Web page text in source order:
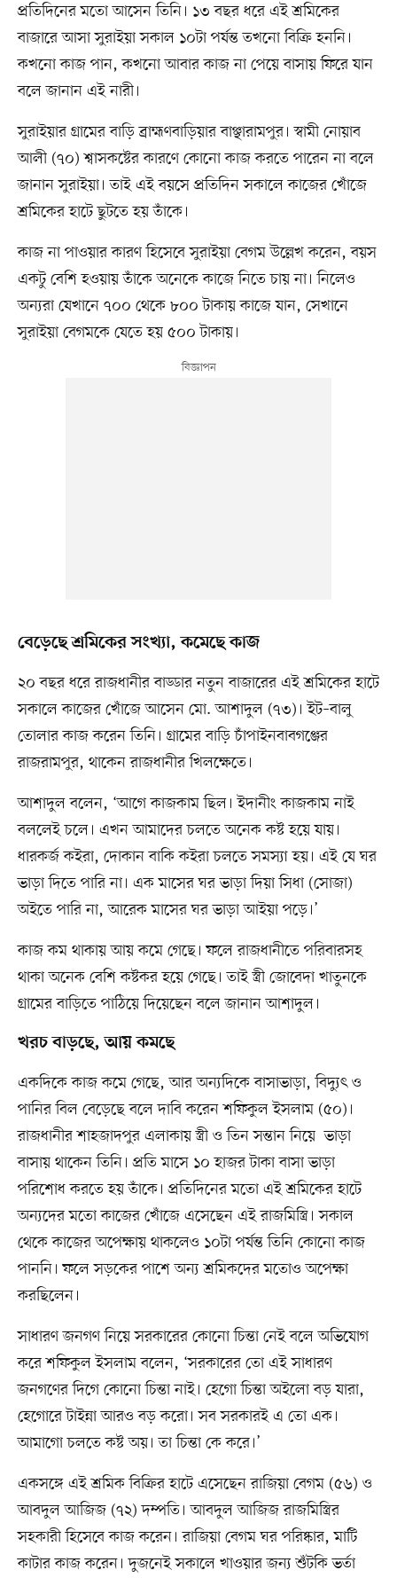
প্রতিদিনের মতো আসেন তিনি। ১৩ বছর ধরে এই শ্রমিকের
বাজারে আসা সুরাইয়া সকাল ১০টা পর্যন্ত তখনো বিক্রি হননি।
কখনো কাজ পান, কখনো আবার কাজ না পেয়ে বাসায় ফিরে যান
বলে জানান এই নারী।
সুরাইয়ার গ্রামের বাড়ি ব্রাহ্মণবাড়িয়ার বাঞ্ছারামপুর। স্বামী নোয়াব
আলী (৭০) শ্বাসকষ্টের কারণে কোনো কাজ করতে পারেন না বলে
জানান সুরাইয়া। তাই এই বয়সে প্রতিদিন সকালে কাজের খোঁজে
শ্রমিকের হাটে ছুটতে হয় তাঁকে।
কাজ না পাওয়ার কারণ হিসেবে সুরাইয়া বেগম উল্লেখ করেন, বয়স
একটু বেশি হওয়ায় তাঁকে অনেকে কাজে নিতে চায় না। নিলেও
অন্যরা যেখানে ৭০০ থেকে ৮০০ টাকায় কাজে যান, সেখানে
সুরাইয়া বেগমকে যেতে হয় ৫০০ টাকায়।
বেড়েছে শ্রমিকের সংখ্যা, কমেছে কাজ
২০ বছর ধরে রাজধানীর বাড্ডার নতুন বাজারের এই শ্রমিকের হাটে
সকালে কাজের খোঁজে আসেন মো. আশাদুল (৭৩)। ইট–বালু
তোলার কাজ করেন তিনি। গ্রামের বাড়ি চাঁপাইনবাবগঞ্জের
রাজরামপুর, থাকেন রাজধানীর খিলক্ষেতে।
আশাদুল বলেন, ‘আগে কাজকাম ছিল। ইদানীং কাজকাম নাই
বললেই চলে। এখন আমাদের চলতে অনেক কষ্ট হয়ে যায়।
ধারকর্জ কইরা, দোকান বাকি কইরা চলতে সমস্যা হয়। এই যে ঘর
ভাড়া দিতে পারি না। এক মাসের ঘর ভাড়া দিয়া সিধা (সোজা)
অইতে পারি না, আরেক মাসের ঘর ভাড়া আইয়া পড়ে।’
কাজ কম থাকায় আয় কমে গেছে। ফলে রাজধানীতে পরিবারসহ
থাকা অনেক বেশি কষ্টকর হয়ে গেছে। তাই স্ত্রী জোবেদা খাতুনকে
গ্রামের বাড়িতে পাঠিয়ে দিয়েছেন বলে জানান আশাদুল।
খরচ বাড়ছে, আয় কমছে
একদিকে কাজ কমে গেছে, আর অন্যদিকে বাসাভাড়া, বিদ্যুৎ ও
পানির বিল বেড়েছে বলে দাবি করেন শফিকুল ইসলাম (৫০)।
রাজধানীর শাহজাদপুর এলাকায় স্ত্রী ও তিন সন্তান নিয়ে ভাড়া
বাসায় থাকেন তিনি। প্রতি মাসে ১০ হাজর টাকা বাসা ভাড়া
পরিশোধ করতে হয় তাঁকে। প্রতিদিনের মতো এই শ্রমিকের হাটে
অন্যদের মতো কাজের খোঁজে এসেছেন এই রাজমিস্ত্রি। সকাল
থেকে কাজের অপেক্ষায় থাকলেও ১০টা পর্যন্ত তিনি কোনো কাজ
পাননি। ফলে সড়কের পাশে অন্য শ্রমিকদের মতোও অপেক্ষা
করছিলেন।
সাধারণ জনগণ নিয়ে সরকারের কোনো চিন্তা নেই বলে অভিযোগ
করে শফিকুল ইসলাম বলেন, ‘সরকারের তো এই সাধারণ
জনগণের দিগে কোনো চিন্তা নাই। হেগো চিন্তা অইলো বড় যারা,
হেগোরে টাইন্না আরও বড় করো। সব সরকারই এ তো এক।
আমাগো চলতে কষ্ট অয়। তা চিন্তা কে করে।’
একসঙ্গে এই শ্রমিক বিক্রির হাটে এসেছেন রাজিয়া বেগম (৫৬) ও
আবদুল আজিজ (৭২) দম্পতি। আবদুল আজিজ রাজমিস্ত্রির
সহকারী হিসেবে কাজ করেন। রাজিয়া বেগম ঘর পরিষ্কার, মাটি
কাটার কাজ করেন। দুজনেই সকালে খাওয়ার জন্য শুঁটকি ভর্তা